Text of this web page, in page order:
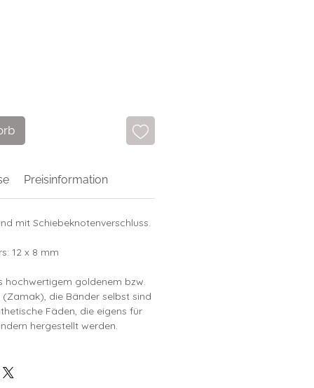
Preisinformation
mit Schiebeknotenverschluss.
12 x 8 mm
hochwertigem goldenem bzw.
die Bänder selbst sind
Fäden, die eigens für
hergestellt werden.